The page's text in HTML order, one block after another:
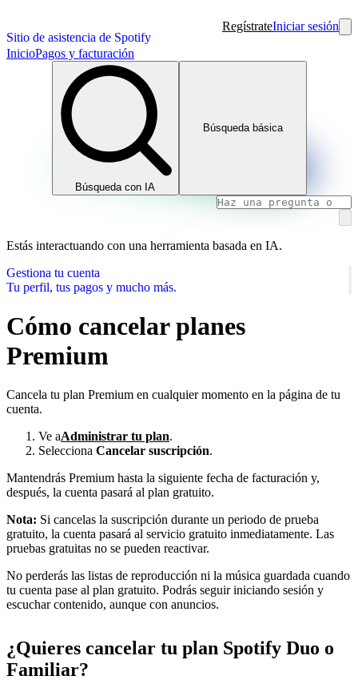
Sitio de asistencia de Spotify
RegístrateIniciar sesión
InicioPagos y facturación
Búsqueda con IA
Búsqueda básica
Estás interactuando con una herramienta basada en IA.
Gestiona tu cuenta
Tu perfil, tus pagos y mucho más.
Cómo cancelar planes
Premium
Cancela tu plan Premium en cualquier momento en la página de tu
cuenta.
Ve aAdministrar tu plan.
Selecciona Cancelar suscripción.
Mantendrás Premium hasta la siguiente fecha de facturación y,
después, la cuenta pasará al plan gratuito.
Nota: Si cancelas la suscripción durante un periodo de prueba
gratuito, la cuenta pasará al servicio gratuito inmediatamente. Las
pruebas gratuitas no se pueden reactivar.
No perderás las listas de reproducción ni la música guardada cuando
tu cuenta pase al plan gratuito. Podrás seguir iniciando sesión y
escuchar contenido, aunque con anuncios.
¿Quieres cancelar tu plan Spotify Duo o
Familiar?